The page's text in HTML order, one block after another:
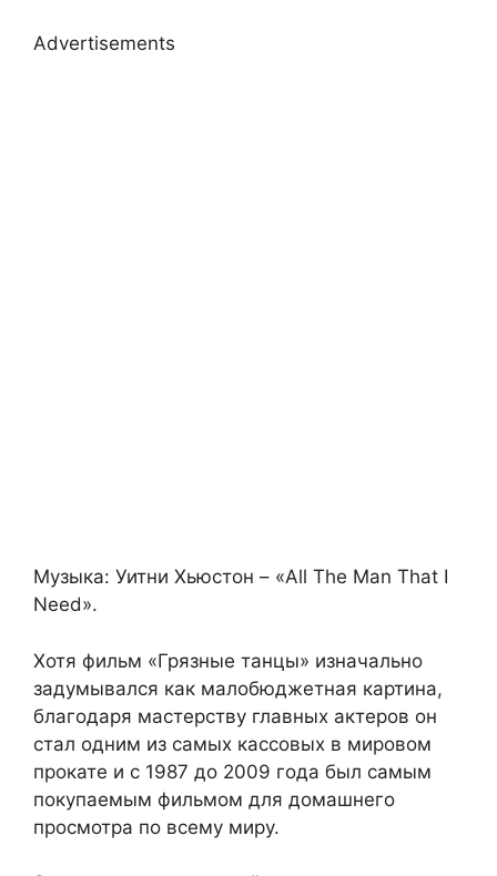
Advertisements
Музыка: Уитни Хьюстон – «All The Man That I
Need».
Хотя фильм «Грязные танцы» изначально
задумывался как малобюджетная картина,
благодаря мастерству главных актеров он
стал одним из самых кассовых в мировом
прокате и с 1987 до 2009 года был самым
покупаемым фильмом для домашнего
просмотра по всему миру.